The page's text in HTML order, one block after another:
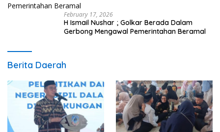
February 17, 2026
H Ismail Nushar ; Golkar Berada Dalam
Gerbong Mengawal Pemerintahan Beramal
Berita Daerah